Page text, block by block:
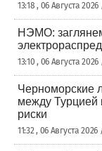
13:18 , 06 Августа
НЭМО:
13:10 , 06 Августа
Черноморские
между Турцией
риски
11:32 , 06 Августа